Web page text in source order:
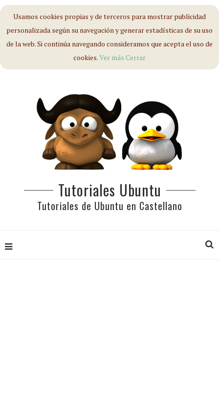
Usamos cookies propias y de terceros para mostrar publicidad
personalizada según su navegación y generar estadísticas de su uso
de la web. Si continúa navegando consideramos que acepta el uso de
cookies.Ver más Cerrar
Tutoriales Ubuntu
Tutoriales de Ubuntu en Castellano